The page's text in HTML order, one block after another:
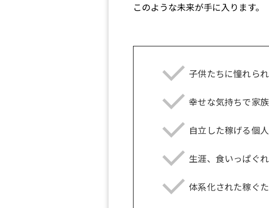
このような未来が手に入ります。
子供たちに憧れら
幸せな気持ちで家
自立した稼げる個
生涯、食いっぱぐ
体系化された稼ぐ